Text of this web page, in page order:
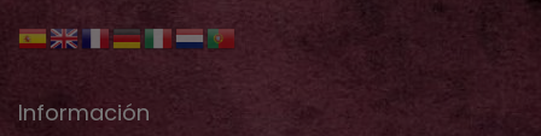
Información